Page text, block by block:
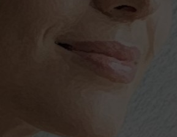
Veterinária
Perfumaria